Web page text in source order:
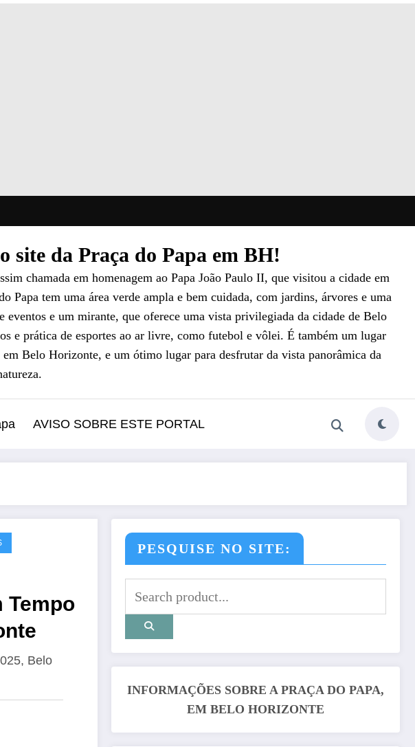
site da Praça do Papa em BH!
chamada em homenagem ao Papa João Paulo II, que visitou a cidade em
tem uma área verde ampla e bem cuidada, com jardins, árvores e uma
e um mirante, que oferece uma vista privilegiada da cidade de Belo
e prática de esportes ao ar livre, como futebol e vôlei. É também um lugar
Belo Horizonte, e um ótimo lugar para desfrutar da vista panorâmica da
AVISO SOBRE ESTE PORTAL
Tempo
Belo
PESQUISE NO SITE:
INFORMAÇÕES SOBRE A PRAÇA DO PAPA,
EM BELO HORIZONTE